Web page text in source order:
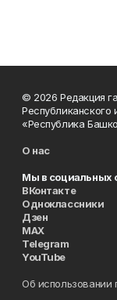
© 2026 Редакция
«Республика
О нас
Мы в социальных
ВКонтакте
Одноклассники
Дзен
MAX
Telegram
YouTube
Об использовании